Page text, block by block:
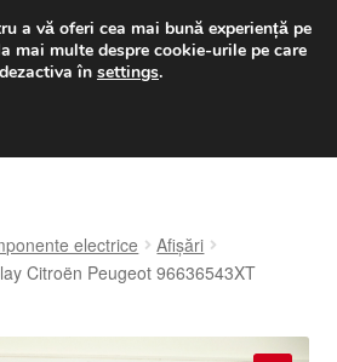
lei
- 4 p.m.031 229 6816
electrice
Afișări
Citroën Peugeot 96636543XT
a vă oferi cea mai bună experiență pe
mai multe despre cookie-urile pe care
în settings.